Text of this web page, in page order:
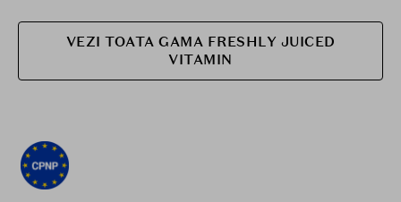
VEZI TOATA GAMA FRESHLY JUICED
VITAMIN